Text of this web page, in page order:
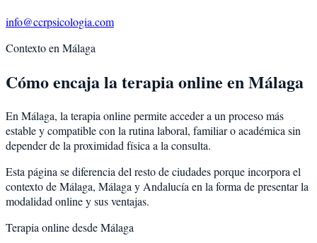
info@ccrpsicologia.com
Contexto en Málaga
Cómo encaja la terapia online en Málaga
En Málaga, la terapia online permite acceder a un proceso más
estable y compatible con la rutina laboral, familiar o académica sin
depender de la proximidad física a la consulta.
Esta página se diferencia del resto de ciudades porque incorpora el
contexto deMálaga, Málaga y Andalucía en la forma de presentar la
modalidad online y sus ventajas.
Terapia online desdeMálaga